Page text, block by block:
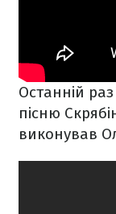
Останній
пісню
виконував